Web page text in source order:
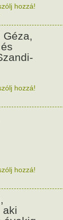
hozzá!
hozzá!
hozzá!
aki